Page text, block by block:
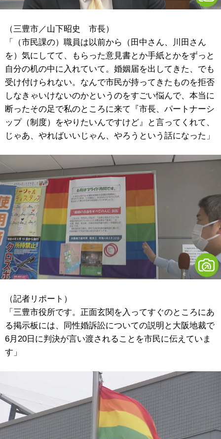
（三豊市／山下昭史 市長）
「（市民課の）職員は以前から（田中さん、川田さん
を）気にしてて、もらった意見書とか手紙とかをずっと
自分の机の中に入れていて。婚姻届を出してきた、でも
受け付けられない。なんで市民が持ってきたものを拒否
しなきゃいけないのかというのをすごい悩んで、本当に
断ったその足で私のところに来て『市長、パートナーシ
ップ（制度）をやりたいんですけど』と言ってくれて、
じゃあ、やればいいじゃん、やろうという話になった」
（記者リポート）
「三豊市役所です。正面玄関を入ってすぐのところにあ
る掲示板には、同性婚訴訟についての説明と大阪地裁で
6月20日に判決が言い渡されることを市民に伝えていま
す」